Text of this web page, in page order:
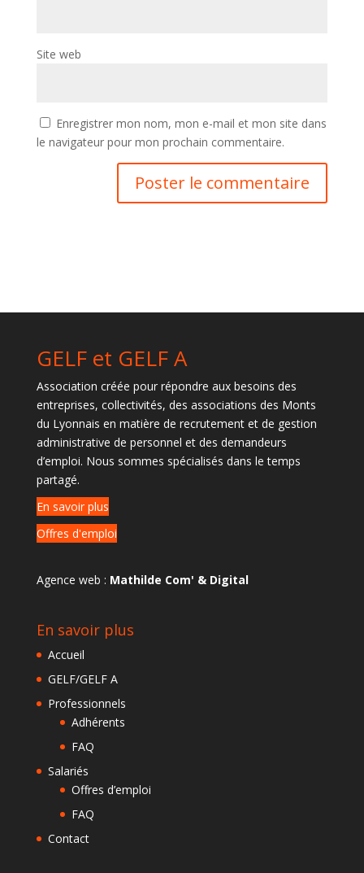
Site web
Enregistrer mon nom, mon e-mail et mon site dans
le navigateur pour mon prochain commentaire.
GELF et GELF A
Association créée pour répondre aux besoins des
entreprises, collectivités, des associations des Monts
du Lyonnais en matière de recrutement et de gestion
administrative de personnel et des demandeurs
d’emploi. Nous sommes spécialisés dans le temps
partagé.
En savoir plus
Offres d'emploi
Agence web : Mathilde Com' & Digital
En savoir plus
Accueil
GELF/GELF A
Professionnels
Adhérents
FAQ
Salariés
Offres d’emploi
FAQ
Contact